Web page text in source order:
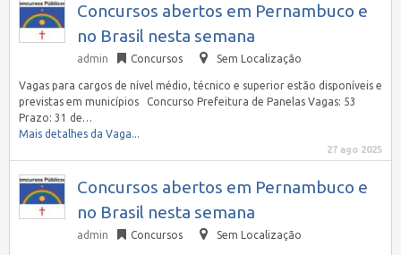
Concursos abertos em Pernambuco e
no Brasil nesta semana
admin Concursos Sem Localização
Vagas para cargos de nível médio, técnico e superior estão disponíveis e
previstas em municípios Concurso Prefeitura de Panelas Vagas: 53
Prazo: 31 de…
Mais detalhes da Vaga...
27 ago 2025
Concursos abertos em Pernambuco e
no Brasil nesta semana
admin Concursos Sem Localização